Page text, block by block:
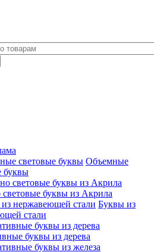
Объемные
буквы
буквы из Акрила
Буквы из
стали
буквы из дерева